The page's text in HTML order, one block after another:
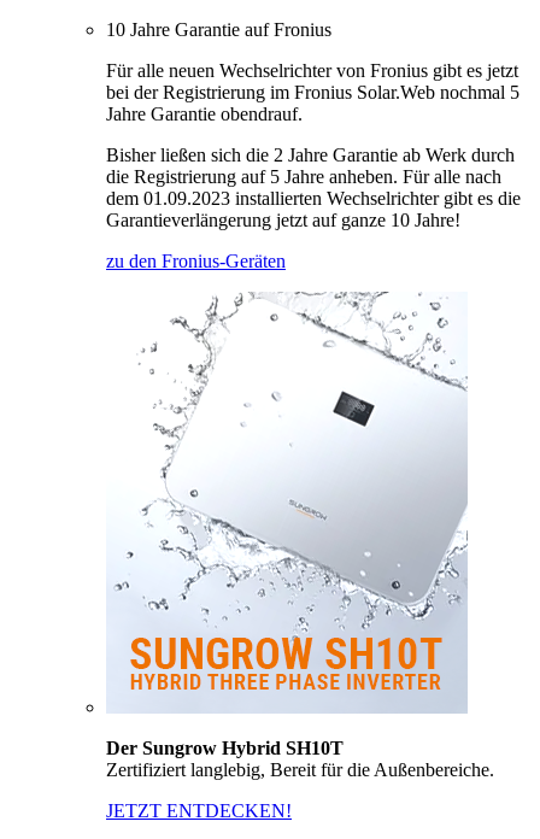
10 Jahre Garantie auf Fronius
Für alle neuen Wechselrichter von Fronius gibt es jetzt
bei der Registrierung im Fronius Solar.Web nochmal 5
Jahre Garantie obendrauf.
Bisher ließen sich die 2 Jahre Garantie ab Werk durch
die Registrierung auf 5 Jahre anheben. Für alle nach
dem 01.09.2023 installierten Wechselrichter gibt es die
Garantieverlängerung jetzt auf ganze 10 Jahre!
zu den Fronius-Geräten
Der Sungrow Hybrid SH10T
Zertifiziert langlebig, Bereit für die Außenbereiche.
JETZT ENTDECKEN!